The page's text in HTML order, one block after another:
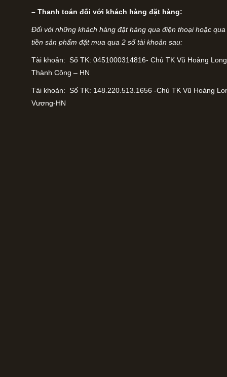
– Thanh toán đối với khách hàng đặt hàng:
Đối với những khách hàng đặt hàng qua điện thoại hoặc
tiền sản phẩm đặt mua qua 2 số tài khoản sau:
Tài khoản: Số TK: 0451000314816- Chủ TK Vũ Hoàng
Thành Công – HN
Tài khoản: Số TK: 148.220.513.1656 -Chủ TK Vũ Hoàng
Vương-HN